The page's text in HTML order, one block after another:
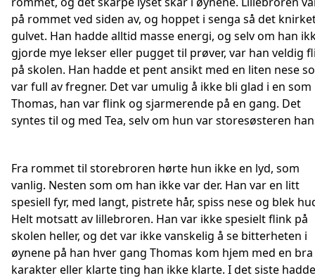
på rommet ved siden av, og hoppet i senga så det
gulvet. Han hadde alltid masse energi, og selv om han
gjorde mye lekser eller pugget til prøver, var han veldig
på skolen. Han hadde et pent ansikt med en liten nese
var full av fregner. Det var umulig å ikke bli glad i en som
Thomas, han var flink og sjarmerende på en gang. Det
syntes til og med Tea, selv om hun var storesøsteren
Fra rommet til storebroren hørte hun ikke en lyd, som
vanlig. Nesten som om han ikke var der. Han var en litt
spesiell fyr, med langt, pistrete hår, spiss nese og blek
Helt motsatt av lillebroren. Han var ikke spesielt flink på
skolen heller, og det var ikke vanskelig å se bitterheten i
øynene på han hver gang Thomas kom hjem med en bra
karakter eller klarte ting han ikke klarte. I det siste hadde